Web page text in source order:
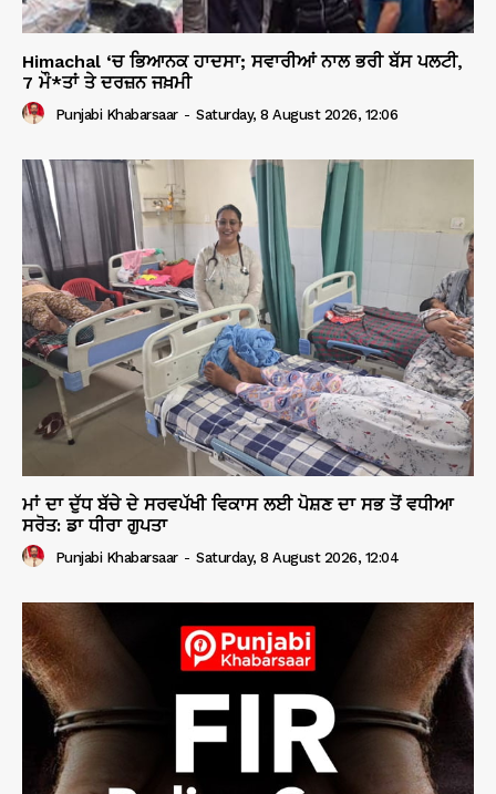
Himachal ‘ਚ ਭਿਆਨਕ ਹਾਦਸਾ; ਸਵਾਰੀਆਂ ਨਾਲ ਭਰੀ ਬੱਸ ਪਲਟੀ,
7 ਮੌ*ਤਾਂ ਤੇ ਦਰਜ਼ਨ ਜਖ਼ਮੀ
Punjabi Khabarsaar - Saturday, 8 August 2026, 12:06
ਮਾਂ ਦਾ ਦੁੱਧ ਬੱਚੇ ਦੇ ਸਰਵਪੱਖੀ ਵਿਕਾਸ ਲਈ ਪੋਸ਼ਣ ਦਾ ਸਭ ਤੋਂ ਵਧੀਆ
ਸਰੋਤ: ਡਾ ਧੀਰਾ ਗੁਪਤਾ
Punjabi Khabarsaar - Saturday, 8 August 2026, 12:04